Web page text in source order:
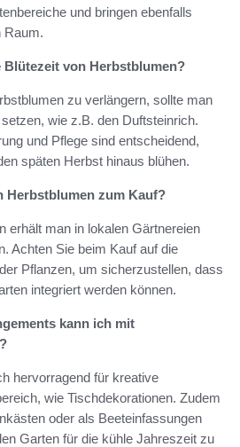
und bringen ebenfalls
Raum.
Blütezeit von Herbstblumen?
zu verlängern, sollte man
wie z.B. den Duftsteinrich.
und Pflege sind entscheidend,
späten Herbst hinaus blühen.
Herbstblumen zum Kauf?
erhält man in lokalen Gärtnereien
Achten Sie beim Kauf auf die
Pflanzen, um sicherzustellen, dass
integriert werden können.
kann ich mit
hervorragend für kreative
wie Tischdekorationen. Zudem
oder als Beeteinfassungen
Garten für die kühle Jahreszeit zu